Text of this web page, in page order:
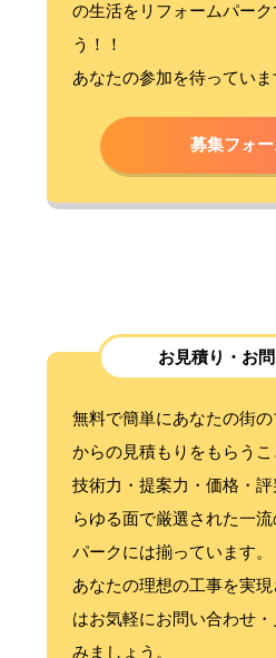
の生活をリフォームパー
う！！
あなたの参加を待っていま
募集フォ
お見積り・お
無料で簡単にあなたの街
からの見積もりをもらうこ
技術力・提案力・価格・
らゆる面で厳選された一
パークには揃っています。
あなたの理想の工事を実
はお気軽にお問い合わせ
みましょう。